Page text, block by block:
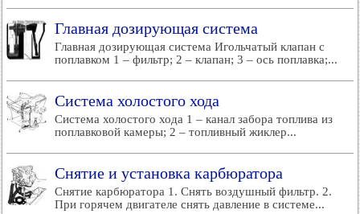
Главная дозирующая система
Главная дозирующая система Игольчатый клапан с
поплавком 1 – фильтр; 2 – клапан; 3 – ось поплавка;...
Система холостого хода
Система холостого хода 1 – канал забора топлива из
поплавковой камеры; 2 – топливный жиклер...
Снятие и установка карбюратора
Снятие карбюратора 1. Снять воздушный фильтр. 2.
При горячем двигателе снять давление в системе...